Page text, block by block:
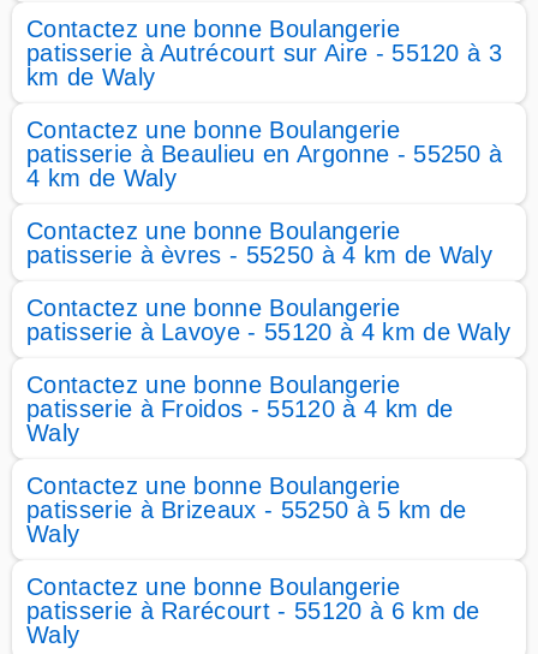
Contactez une bonne Boulangerie
patisserie à Autrécourt sur Aire - 55120 à 3
km de Waly
Contactez une bonne Boulangerie
patisserie à Beaulieu en Argonne - 55250 à
4 km de Waly
Contactez une bonne Boulangerie
patisserie à èvres - 55250 à 4 km de Waly
Contactez une bonne Boulangerie
patisserie à Lavoye - 55120 à 4 km de Waly
Contactez une bonne Boulangerie
patisserie à Froidos - 55120 à 4 km de
Waly
Contactez une bonne Boulangerie
patisserie à Brizeaux - 55250 à 5 km de
Waly
Contactez une bonne Boulangerie
patisserie à Rarécourt - 55120 à 6 km de
Waly